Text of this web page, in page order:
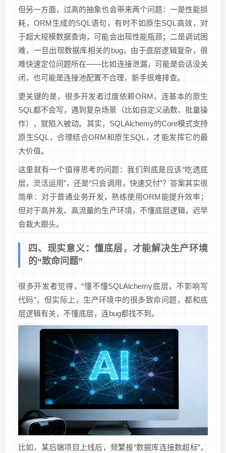
但另一方面，过高的抽象也会带来两个问题：一是性能损
耗，ORM生成的SQL语句，有时不如原生SQL高效，对
于超大规模数据查询，可能会出现性能瓶颈；二是调试困
难，一旦出现数据库相关的bug，由于底层逻辑复杂，很
难快速定位问题所在——比如连接泄漏，可能是会话没关
闭，也可能是连接池配置不合理，新手很难排查。
更关键的是，很多开发者过度依赖ORM，连基本的原生
SQL都不会写，遇到复杂场景（比如自定义函数、批量操
作），就陷入被动。其实，SQLAlchemy的Core模式支持
原生SQL，合理结合ORM和原生SQL，才能发挥它的最
大价值。
这里就有一个值得思考的问题：我们到底是应该“吃透底
层，灵活运用”，还是“只会调用，快速交付”？答案其实很
简单：对于普通业务开发，熟练使用ORM能提升效率；
但对于高并发、高流量的生产环境，不懂底层逻辑，迟早
会栽大跟头。
四、现实意义：懂底层，才能解决生产环境
的“致命问题”
很多开发者觉得，“懂不懂SQLAlchemy底层，不影响写
代码”，但实际上，生产环境中的很多致命问题，都和底
层逻辑有关，不懂底层，连bug都找不到。
比如，某后端项目上线后，频繁报“数据库连接数超标”，